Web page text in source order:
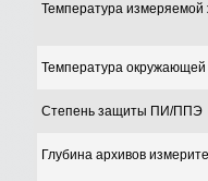
Температура измеряемой
Температура
Степень защиты ПИ/ППЭ
Глубина архивов